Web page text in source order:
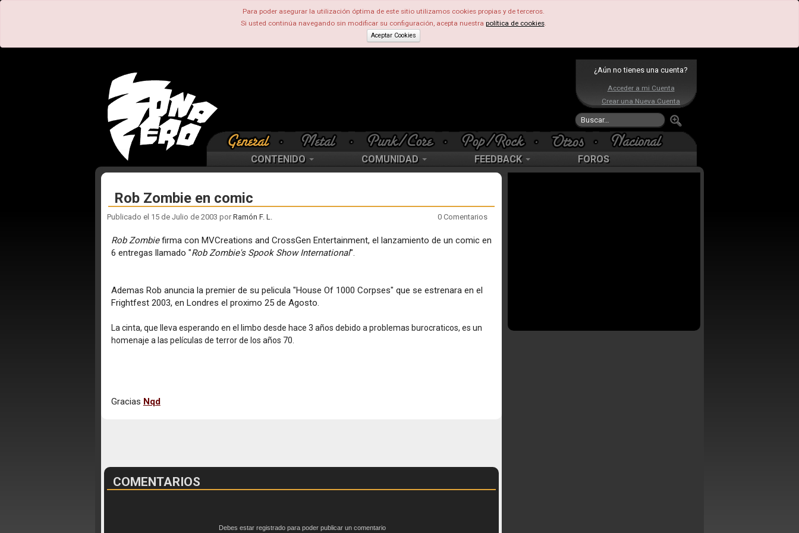
Para poder asegurar la utilización óptima de este sitio utilizamos cookies propias y de terceros.
Si usted continúa navegando sin modificar su configuración, acepta nuestra política de cookies.
Aceptar Cookies
¿Aún no tienes una cuenta?
Acceder a mi Cuenta
Crear una Nueva Cuenta
CONTENIDO COMUNIDAD FEEDBACK FOROS
Rob Zombie en comic
Publicado el 15 de Julio de 2003 porRamón F. L. 0 Comentarios
Rob Zombiefirma con MVCreations and CrossGen Entertainment, el lanzamiento de un comic en
6 entregas llamado "Rob Zombie's Spook Show International".
Ademas Rob anuncia la premier de su pelicula "House Of 1000 Corpses" que se estrenara en el
Frightfest 2003, en Londres el proximo 25 de Agosto.
La cinta, que lleva esperando en el limbo desde hace 3 años debido a problemas burocraticos, es un
homenaje a las películas de terror de los años 70.
Gracias Nqd
COMENTARIOS
Debes estar registrado para poder publicar un comentario